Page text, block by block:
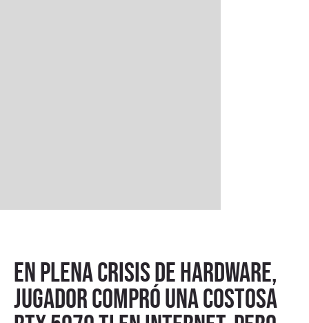
En plena crisis de hardware,
jugador compró una costosa